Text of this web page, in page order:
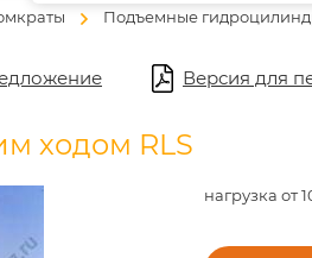
Подъемные
Версия для
ходом RLS
нагрузка от